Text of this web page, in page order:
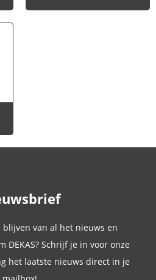
blijven van al het nieuws en
DEKAS? Schrijf je in voor onze
het laatste nieuws direct in je